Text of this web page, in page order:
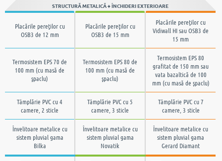
STRUCTURĂ METALICĂ + ÎNCHIDERI EXTERIOARE
Placările pereţilor cu
OSB3 de 12 mm
Placările pereţilor cu
OSB3 de 15 mm
Placările pereţilor cu
Vidiwall HI sau OSB3 de
15 mm
Termosistem EPS 70 de
100 mm (cu masă de
şpaclu)
Termosistem EPS 80 de
100 mm (cu masă de
şpaclu)
Termosistem EPS 80
grafitat de 150 mm sau
vata bazaltică de 100
mm (cu masă de şpaclu)
Tâmplărie PVC cu 4
camere, 2 sticle
Tâmplărie PVC cu 5
camere, 3 sticle
Tâmplărie PVC cu 7
camere, 3 sticle
Învelitoare metalice cu
sistem pluvial gama
Bilka
Învelitoare metalice cu
sistem pluvial gama
Novatik
Învelitoare metalice cu
sistem pluvial gama
Gerard Diamant